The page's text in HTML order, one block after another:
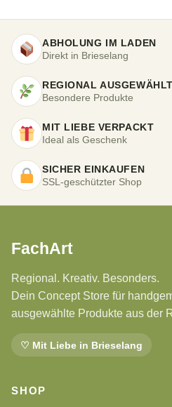
ABHOLUNG IM LADEN
Direkt in Brieselang
REGIONAL AUSGEWÄHLT
Besondere Produkte
MIT LIEBE VERPACKT
Ideal als Geschenk
SICHER EINKAUFEN
SSL-geschützter Shop
FachArt
Regional. Kreativ. Besonders.
Dein Concept Store für
ausgewählte Produkte aus der
♡ Mit Liebe in Brieselang
SHOP